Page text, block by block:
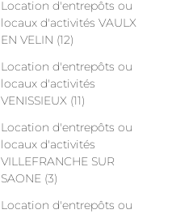
Location d'entrepôts ou
locaux d'activités VAULX
EN VELIN (12)
Location d'entrepôts ou
locaux d'activités
VENISSIEUX (11)
Location d'entrepôts ou
locaux d'activités
VILLEFRANCHE SUR
SAONE (3)
Location d'entrepôts ou